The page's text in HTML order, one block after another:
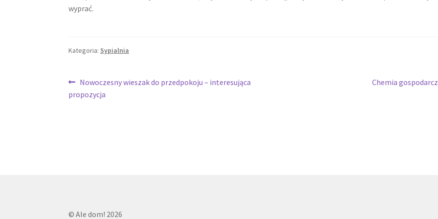
wyprać.
Kategoria: Sypialnia
Nawigacja
wpisu
Poprzedni
wpis:
Nowoczesny wieszak do przedpokoju – interesująca
propozycja
Następny
Chemia
© Ale dom! 2026